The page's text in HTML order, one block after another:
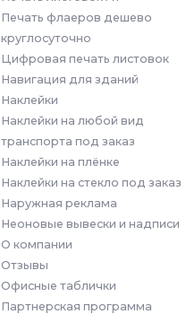
Печать флаеров дешево
круглосуточно
Цифровая печать листовок
Навигация для зданий
Наклейки
Наклейки на любой вид
транспорта под заказ
Наклейки на плёнке
Наклейки на стекло под заказ
Наружная реклама
Неоновые вывески и надписи
О компании
Отзывы
Офисные таблички
Партнерская программа